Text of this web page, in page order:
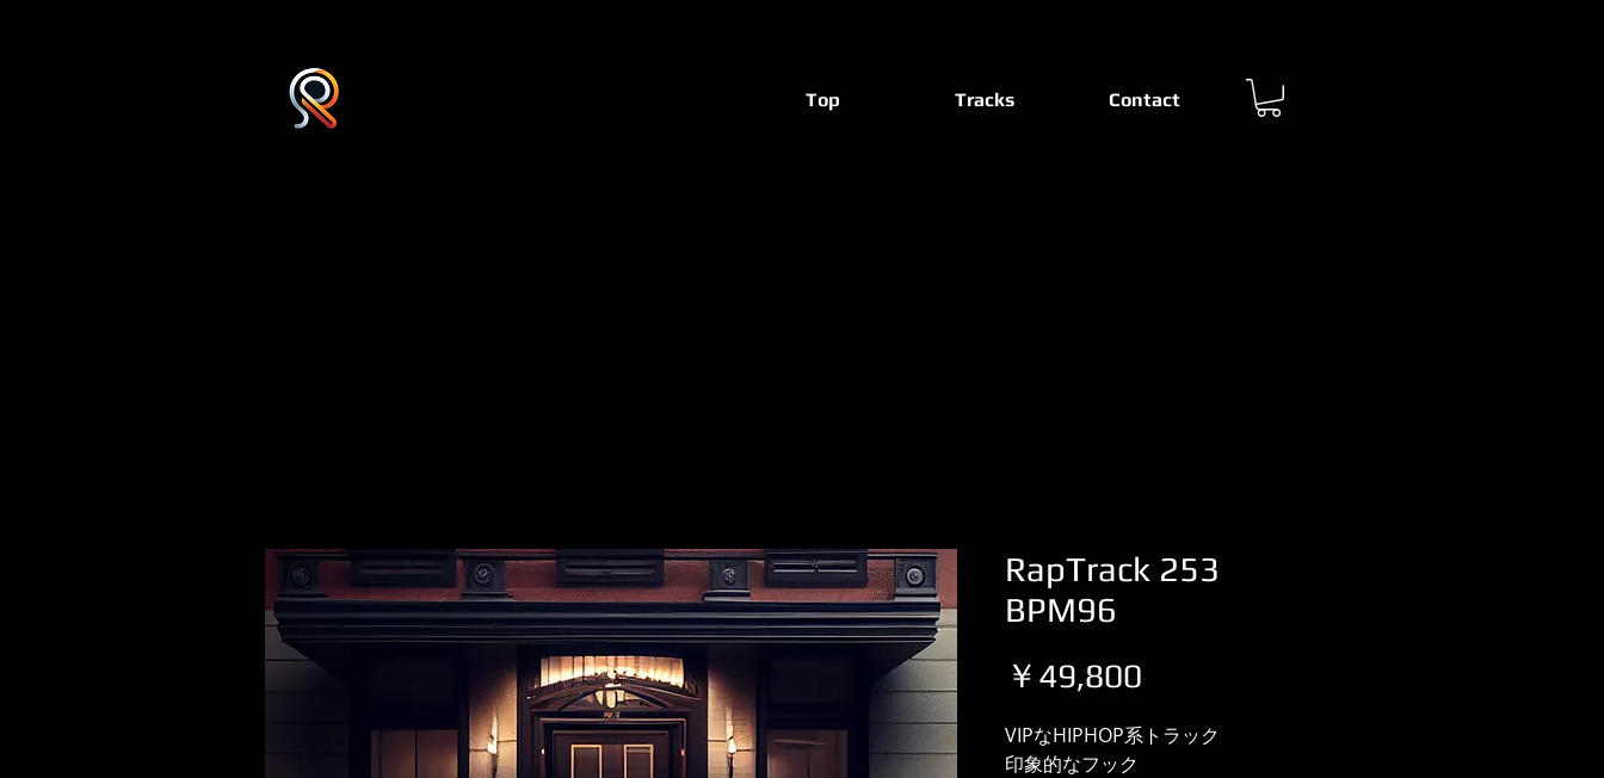
Top Tracks Contact
RapTrack 253
BPM96
￥49,800
VIPなHIPHOP系トラック
印象的なフック